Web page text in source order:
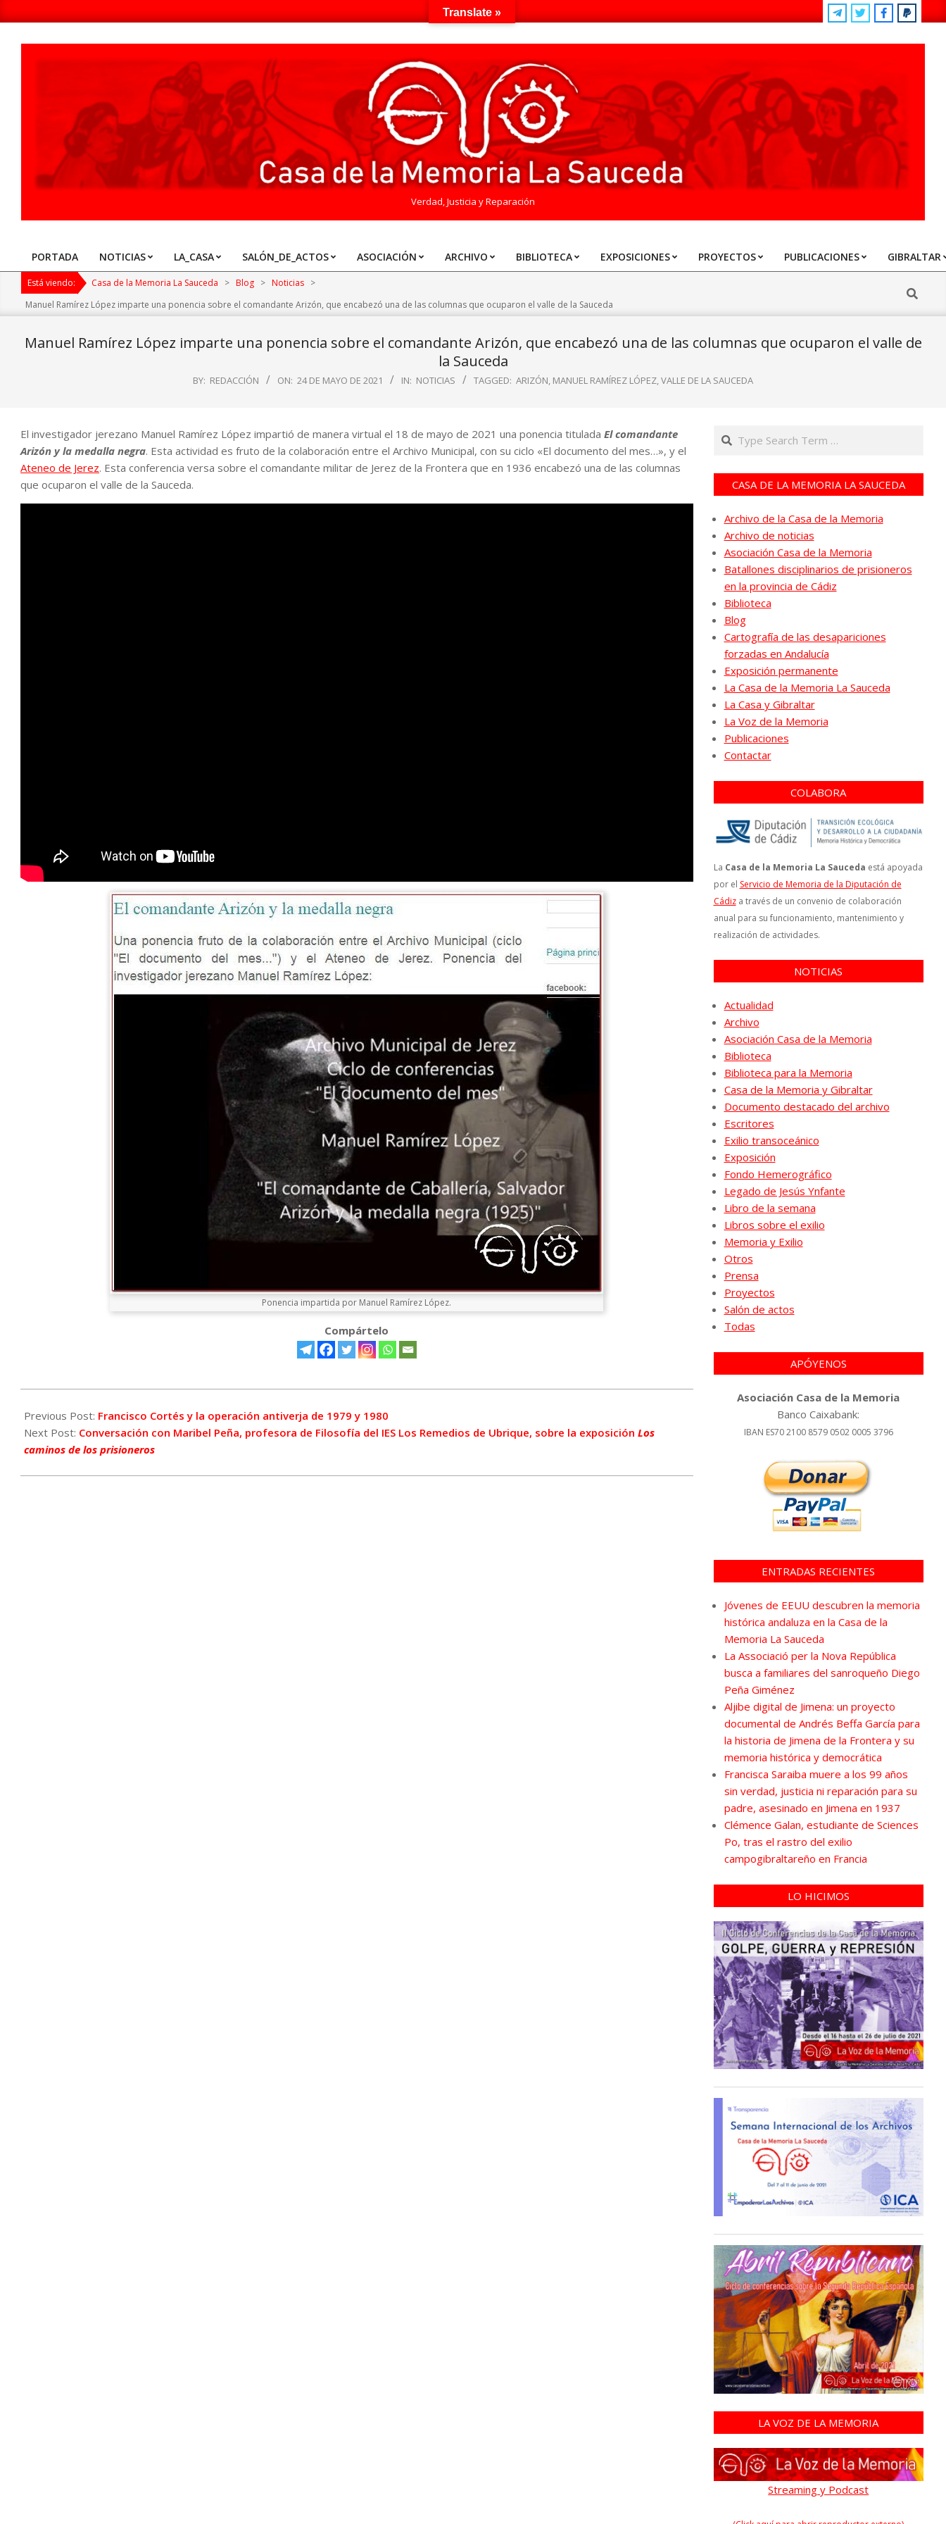
to
content
de
Memoria
La
Sauceda
Verdad, Justicia y Reparación
Primary
Navigation
Menu
PORTADA NOTICIAS LA_CASA SALÓN_DE_ACTOS ASOCIACIÓN ARCHIVO BIBLIOTECA EXPOSICIONES PROYECTOS PUBLICACIONES GIBRALTAR
Está viendo: Casa de la Memoria La Sauceda > Blog > Noticias
>
Manuel Ramírez López imparte una ponencia sobre el comandante Arizón, que encabezó una de las columnas que ocuparon el valle de la Sauceda
Search
Manuel Ramírez López imparte una ponencia sobre el comandante Arizón, que encabezó una de las columnas que ocuparon el valle de
la Sauceda
BY: REDACCIÓN ON: 24 DE MAYO DE 2021 IN: NOTICIAS TAGGED: ARIZÓN, MANUEL RAMÍREZ LÓPEZ,VALLE DE LA SAUCEDA
El investigador jerezano Manuel Ramírez López impartió de manera virtual el 18 de mayo de 2021 una ponencia titulada El comandante
Arizón y la medalla negra. Esta actividad es fruto de la colaboración entre el Archivo Municipal, con su ciclo «El documento del mes…», y el
Ateneo de Jerez. Esta conferencia versa sobre el comandante militar de Jerez de la Frontera que en 1936 encabezó una de las columnas
que ocuparon el valle de la Sauceda.
Ponencia impartida por Manuel Ramírez López.
Compártelo
05-
24
Previous Post: Francisco Cortés y la operación antiverja de 1979 y 1980
Next Post: Conversación con Maribel Peña, profesora de Filosofía del IES Los Remedios de Ubrique, sobre la exposición Los
caminos de los prisioneros
Search
CASA DE LA MEMORIA LA SAUCEDA
Archivo de la Casa de la Memoria
Archivo de noticias
Asociación Casa de la Memoria
Batallones disciplinarios de prisioneros
en la provincia de Cádiz
Biblioteca
Blog
Cartografía de las desapariciones
forzadas en Andalucía
Exposición permanente
La Casa de la Memoria La Sauceda
La Casa y Gibraltar
La Voz de la Memoria
Publicaciones
Contactar
COLABORA
La Casa de la Memoria La Sauceda está apoyada
por el Servicio de Memoria de la Diputación de
Cádiza través de un convenio de colaboración
anual para su funcionamiento, mantenimiento y
realización de actividades.
NOTICIAS
Actualidad
Archivo
Asociación Casa de la Memoria
Biblioteca
Biblioteca para la Memoria
Casa de la Memoria y Gibraltar
Documento destacado del archivo
Escritores
Exilio transoceánico
Exposición
Fondo Hemerográfico
Legado de Jesús Ynfante
Libro de la semana
Libros sobre el exilio
Memoria y Exilio
Otros
Prensa
Proyectos
Salón de actos
Todas
APÓYENOS
Asociación Casa de la Memoria
Banco Caixabank:
IBAN ES70 2100 8579 0502 0005 3796
ENTRADAS RECIENTES
Jóvenes de EEUU descubren la memoria
histórica andaluza en la Casa de la
Memoria La Sauceda
La Associació per la Nova República
busca a familiares del sanroqueño Diego
Peña Giménez
Aljibe digital de Jimena: un proyecto
documental de Andrés Beffa García para
la historia de Jimena de la Frontera y su
memoria histórica y democrática
Francisca Saraiba muere a los 99 años
sin verdad, justicia ni reparación para su
padre, asesinado en Jimena en 1937
Clémence Galan, estudiante de Sciences
Po, tras el rastro del exilio
campogibraltareño en Francia
LO HICIMOS
LA VOZ DE LA MEMORIA
Streaming y Podcast
Translate »